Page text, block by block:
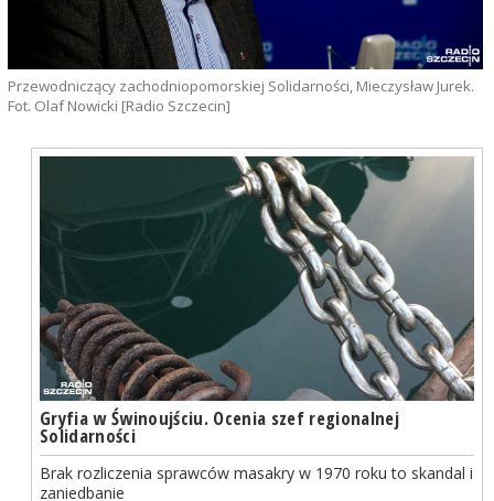
Przewodniczący zachodniopomorskiej Solidarności, Mieczysław Jurek.
Fot. Olaf Nowicki [Radio Szczecin]
Gryfia w Świnoujściu. Ocenia szef regionalnej
Solidarności
Brak rozliczenia sprawców masakry w 1970 roku to skandal i
zaniedbanie